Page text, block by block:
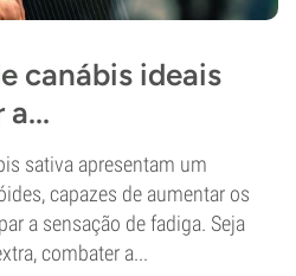
canábis ideais
sativa apresentam um
capazes de aumentar os
a sensação de fadiga. Seja
combater a...